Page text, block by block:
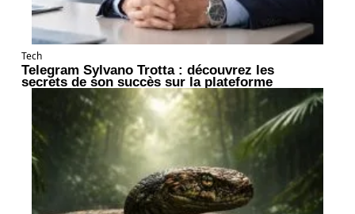
Tech
Telegram Sylvano Trotta : découvrez les
secrets de son succès sur la plateforme